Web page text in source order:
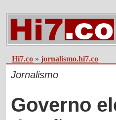
Hi7.co »jornalismo.hi7.co
Jornalismo
Governo